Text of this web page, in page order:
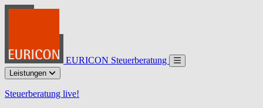
EURICON Steuerberatung
Leistungen
Steuerberatung live!